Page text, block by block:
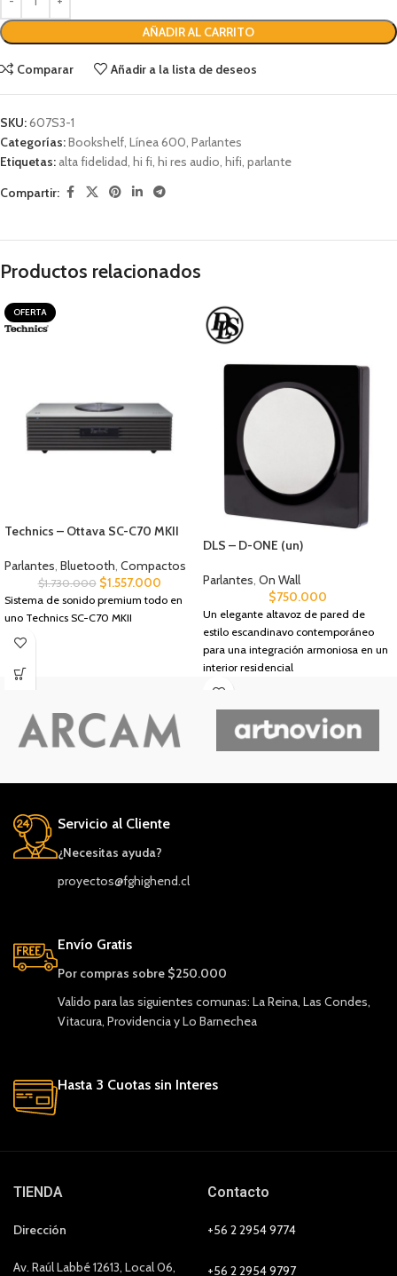
AÑADIR AL CARRITO
Comparar Añadir a la lista de deseos
SKU:607S3-1
Categorías:Bookshelf, Línea 600, Parlantes
Etiquetas: alta fidelidad, hi fi, hi res audio, hifi, parlante
Compartir:
Productos relacionados
OFERTA
Technics – Ottava SC-C70 MKII
Parlantes, Bluetooth, Compactos
$1.730.000 $1.557.000
Sistema de sonido premium todo en
uno Technics SC-C70 MKII
DLS – D-ONE (un)
Parlantes, On Wall
$750.000
Un elegante altavoz de pared de
estilo escandinavo contemporáneo
para una integración armoniosa en un
interior residencial
Servicio al Cliente
¿Necesitas ayuda?
proyectos@fghighend.cl
Envío Gratis
Por compras sobre $250.000
Valido para las siguientes comunas: La Reina, Las Condes,
Vitacura, Providencia y Lo Barnechea
Hasta 3 Cuotas sin Interes
TIENDA
Dirección
Av. Raúl Labbé 12613, Local 06,
Contacto
+56 2 2954 9774
+56 2 2954 9797